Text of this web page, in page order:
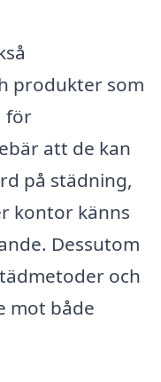
produkter som
för
att de kan
på städning,
kontor känns
Dessutom
och
mot både